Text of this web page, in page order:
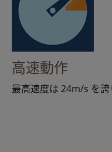
高速動作
最高速度は 24m/s を誇